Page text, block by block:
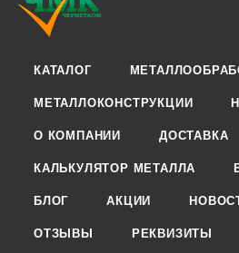
КАТАЛОГ
МЕТАЛЛОКОНСТРУКЦИИ
О КОМПАНИИ ДОСТАВКА
КАЛЬКУЛЯТОР МЕТАЛЛА
БЛОГ АКЦИИ
ОТЗЫВЫ РЕКВИЗИТЫ